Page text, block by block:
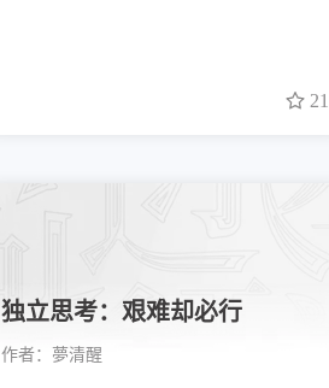
21
独立思考：艰难却必行
作者： 夢清醒